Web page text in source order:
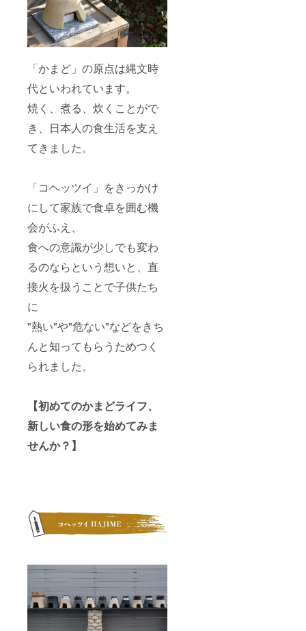
「かまど」の原点は縄文時
代といわれています。
焼く、煮る、炊くことがで
き、日本人の食生活を支え
てきました。
「コヘッツイ」をきっかけ
にして家族で食卓を囲む機
会がふえ、
食への意識が少しでも変わ
るのならという想いと、直
接火を扱うことで子供たち
に
"熱い"や"危ない"などをきち
んと知ってもらうためつく
られました。
【初めてのかまどライフ、
新しい食の形を始めてみま
せんか？】